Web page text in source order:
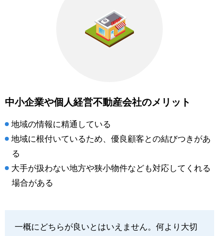
中小企業や個人経営不動産会社のメリット
地域の情報に精通している
地域に根付いているため、優良顧客との結びつきがあ
る
大手が扱わない地方や狭小物件なども対応してくれる
場合がある
一概にどちらが良いとはいえません。何より大切